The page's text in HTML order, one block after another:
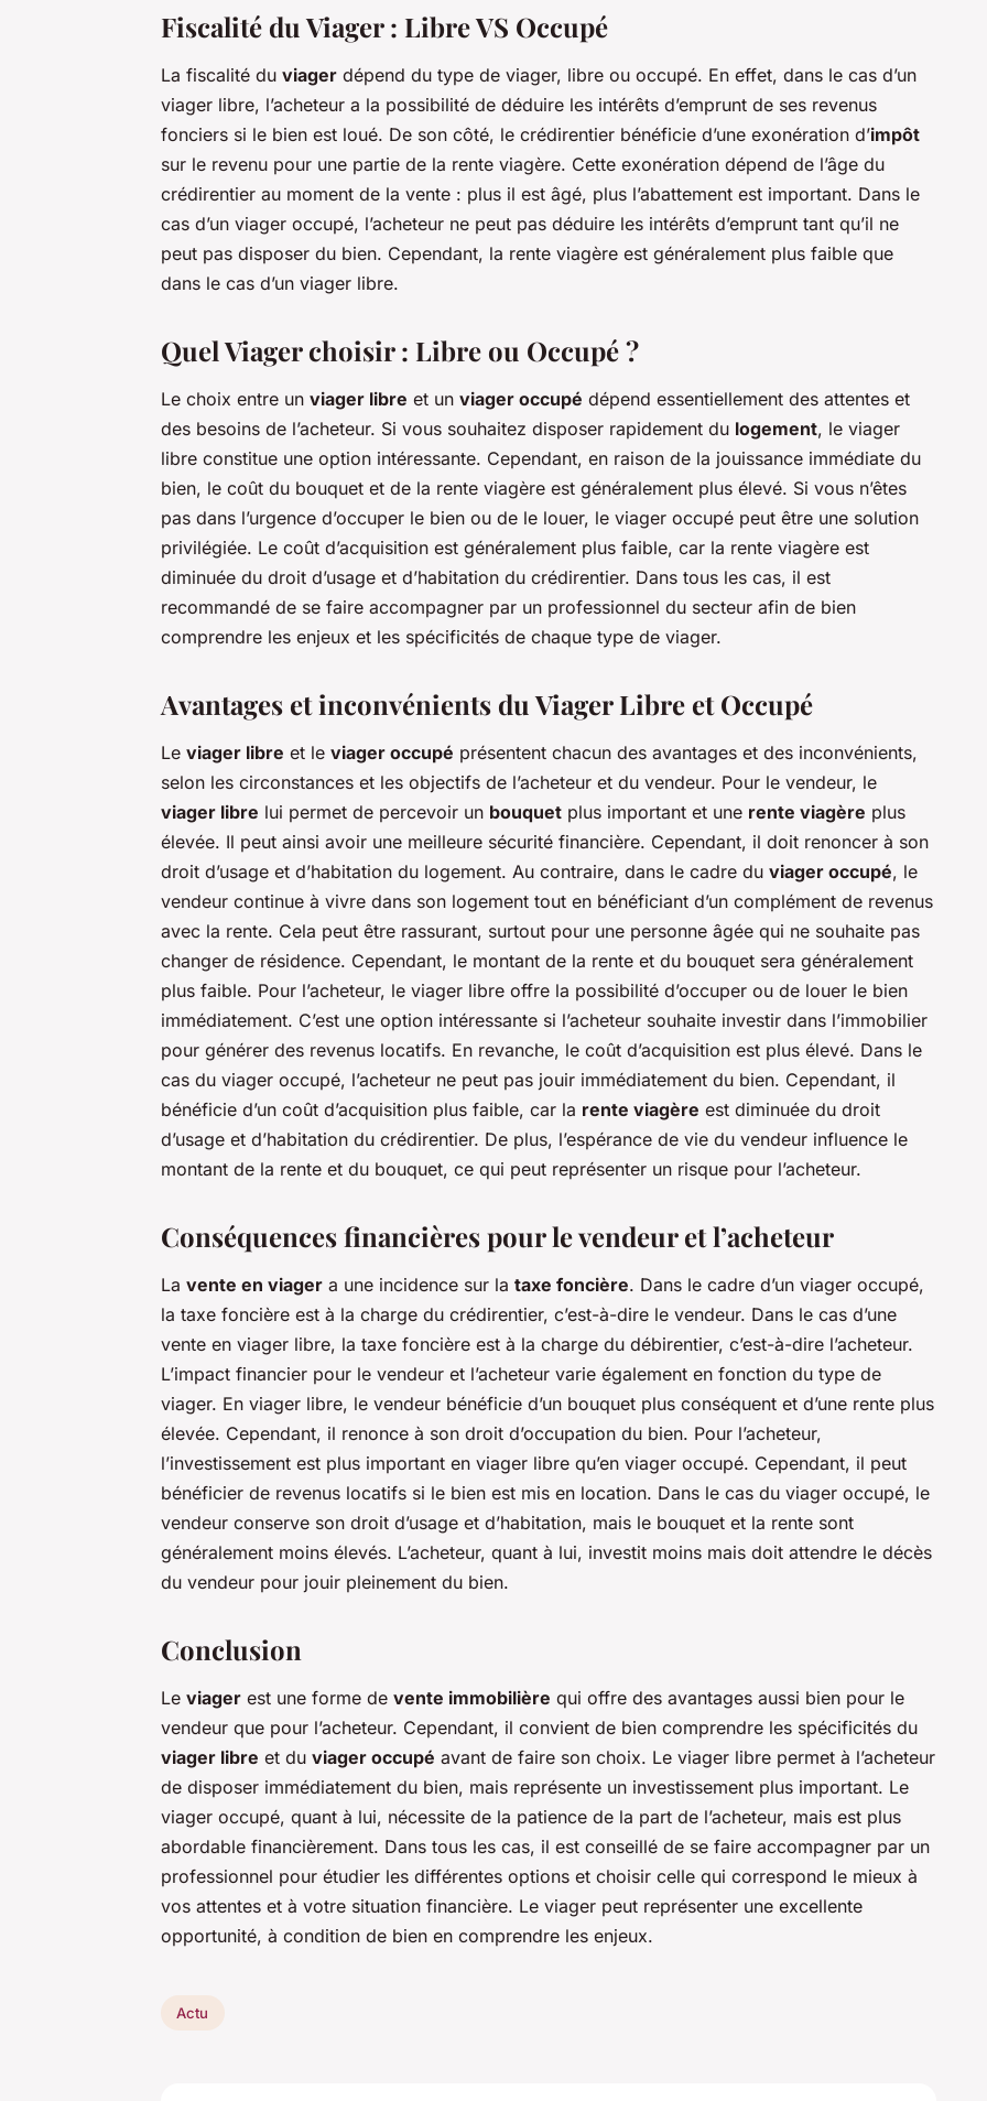
Fiscalité du Viager : Libre VS Occupé
La fiscalité du viager dépend du type de viager, libre ou occupé. En effet, dans le cas d’un
viager libre, l’acheteur a la possibilité de déduire les intérêts d’emprunt de ses revenus
fonciers si le bien est loué. De son côté, le crédirentier bénéficie d’une exonération d’impôt
sur le revenu pour une partie de la rente viagère. Cette exonération dépend de l’âge du
crédirentier au moment de la vente : plus il est âgé, plus l’abattement est important. Dans le
cas d’un viager occupé, l’acheteur ne peut pas déduire les intérêts d’emprunt tant qu’il ne
peut pas disposer du bien. Cependant, la rente viagère est généralement plus faible que
dans le cas d’un viager libre.
Quel Viager choisir : Libre ou Occupé ?
Le choix entre un viager libre et un viager occupé dépend essentiellement des attentes et
des besoins de l’acheteur. Si vous souhaitez disposer rapidement du logement, le viager
libre constitue une option intéressante. Cependant, en raison de la jouissance immédiate du
bien, le coût du bouquet et de la rente viagère est généralement plus élevé. Si vous n’êtes
pas dans l’urgence d’occuper le bien ou de le louer, le viager occupé peut être une solution
privilégiée. Le coût d’acquisition est généralement plus faible, car la rente viagère est
diminuée du droit d’usage et d’habitation du crédirentier. Dans tous les cas, il est
recommandé de se faire accompagner par un professionnel du secteur afin de bien
comprendre les enjeux et les spécificités de chaque type de viager.
Avantages et inconvénients du Viager Libre et Occupé
Le viager libre et le viager occupé présentent chacun des avantages et des inconvénients,
selon les circonstances et les objectifs de l’acheteur et du vendeur. Pour le vendeur, le
viager libre lui permet de percevoir un bouquet plus important et une rente viagère plus
élevée. Il peut ainsi avoir une meilleure sécurité financière. Cependant, il doit renoncer à son
droit d’usage et d’habitation du logement. Au contraire, dans le cadre du viager occupé, le
vendeur continue à vivre dans son logement tout en bénéficiant d’un complément de revenus
avec la rente. Cela peut être rassurant, surtout pour une personne âgée qui ne souhaite pas
changer de résidence. Cependant, le montant de la rente et du bouquet sera généralement
plus faible. Pour l’acheteur, le viager libre offre la possibilité d’occuper ou de louer le bien
immédiatement. C’est une option intéressante si l’acheteur souhaite investir dans l’immobilier
pour générer des revenus locatifs. En revanche, le coût d’acquisition est plus élevé. Dans le
cas du viager occupé, l’acheteur ne peut pas jouir immédiatement du bien. Cependant, il
bénéficie d’un coût d’acquisition plus faible, car la rente viagère est diminuée du droit
d’usage et d’habitation du crédirentier. De plus, l’espérance de vie du vendeur influence le
montant de la rente et du bouquet, ce qui peut représenter un risque pour l’acheteur.
Conséquences financières pour le vendeur et l’acheteur
La vente en viager a une incidence sur la taxe foncière. Dans le cadre d’un viager occupé,
la taxe foncière est à la charge du crédirentier, c’est-à-dire le vendeur. Dans le cas d’une
vente en viager libre, la taxe foncière est à la charge du débirentier, c’est-à-dire l’acheteur.
L’impact financier pour le vendeur et l’acheteur varie également en fonction du type de
viager. En viager libre, le vendeur bénéficie d’un bouquet plus conséquent et d’une rente plus
élevée. Cependant, il renonce à son droit d’occupation du bien. Pour l’acheteur,
l’investissement est plus important en viager libre qu’en viager occupé. Cependant, il peut
bénéficier de revenus locatifs si le bien est mis en location. Dans le cas du viager occupé, le
vendeur conserve son droit d’usage et d’habitation, mais le bouquet et la rente sont
généralement moins élevés. L’acheteur, quant à lui, investit moins mais doit attendre le décès
du vendeur pour jouir pleinement du bien.
Conclusion
Le viager est une forme de vente immobilière qui offre des avantages aussi bien pour le
vendeur que pour l’acheteur. Cependant, il convient de bien comprendre les spécificités du
viager libre et du viager occupé avant de faire son choix. Le viager libre permet à l’acheteur
de disposer immédiatement du bien, mais représente un investissement plus important. Le
viager occupé, quant à lui, nécessite de la patience de la part de l’acheteur, mais est plus
abordable financièrement. Dans tous les cas, il est conseillé de se faire accompagner par un
professionnel pour étudier les différentes options et choisir celle qui correspond le mieux à
vos attentes et à votre situation financière. Le viager peut représenter une excellente
opportunité, à condition de bien en comprendre les enjeux.
Actu